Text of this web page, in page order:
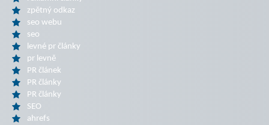
zpětný odkaz
seo webu
seo
levné pr články
pr levně
PR článek
PR články
PR články
SEO
ahrefs